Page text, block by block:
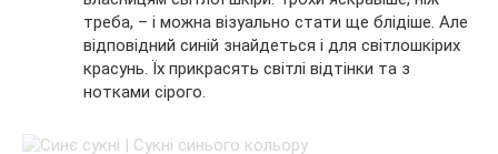
треба, – і можна візуально стати ще блідіше. Але
відповідний синій знайдеться і для світлошкірих
красунь. Їх прикрасять світлі відтінки та з
нотками сірого.